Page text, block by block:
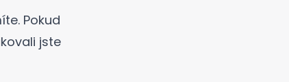
Pokud
jste